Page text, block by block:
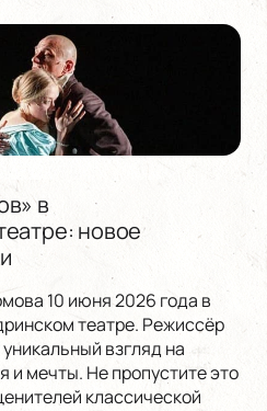
в
новое
10 июня 2026 года в
театре. Режиссёр
взгляд на
и мечты. Не пропустите это
классической